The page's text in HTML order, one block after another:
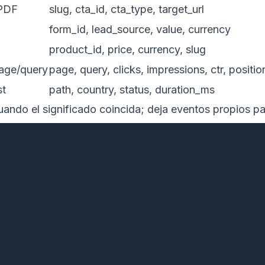
slug, cta_id, cta_type, target_url
form_id, lead_source, value, currency
product_id, price, currency, slug
querypage, query, clicks, impressions, ctr,
path, country, status, duration_ms
el significado coincida; deja eventos propios